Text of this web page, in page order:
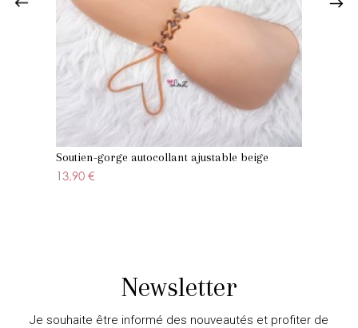
Soutien-gorge autocollant ajustable beige
13,90 €
Newsletter
Je souhaite être informé des nouveautés et profiter de